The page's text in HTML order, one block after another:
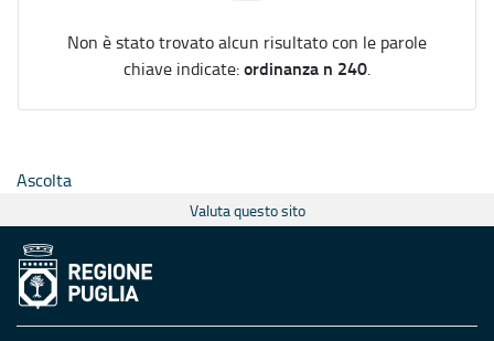
Non è stato trovato alcun risultato con le parole
chiave indicate:ordinanza n 240.
Ascolta
Valuta questo sito